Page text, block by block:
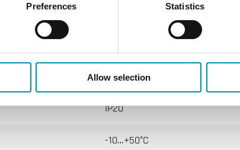
Preferences Statistics
Allow selection
868 MHz
IP20
-10…+50°C